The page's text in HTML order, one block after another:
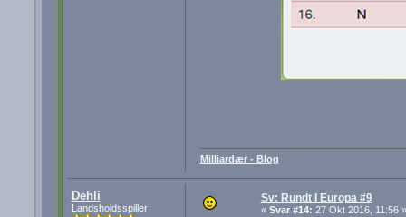
Milliardær - Blog
Dehli
Landsholdsspiller
Sv: Rundt I Europa #9
« Svar #14: 27 Okt 2016, 11:56 »